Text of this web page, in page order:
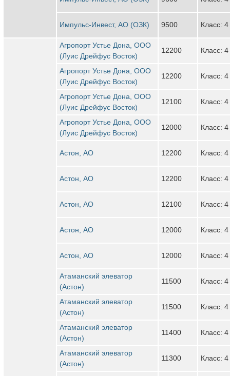
Импульс-Инвест, АО (ОЗК) 9500 Класс: 4
Агропорт Устье Дона, ООО
(Луис Дрейфус Восток)
12200 Класс: 4
Агропорт Устье Дона, ООО
(Луис Дрейфус Восток)
12200 Класс: 4
Агропорт Устье Дона, ООО
(Луис Дрейфус Восток)
12100 Класс: 4
Агропорт Устье Дона, ООО
(Луис Дрейфус Восток)
12000 Класс: 4
Астон, АО 12200 Класс: 4
Астон, АО 12200 Класс: 4
Астон, АО 12100 Класс: 4
Астон, АО 12000 Класс: 4
Астон, АО 12000 Класс: 4
Атаманский элеватор
(Астон)
11500 Класс: 4
Атаманский элеватор
(Астон)
11500 Класс: 4
Атаманский элеватор
(Астон)
11400 Класс: 4
Атаманский элеватор
(Астон)
11300 Класс: 4